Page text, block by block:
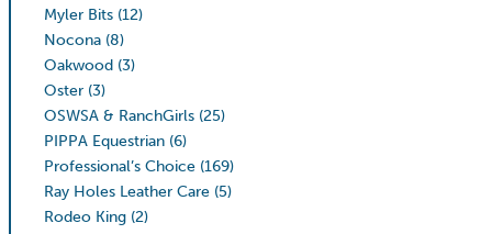
Myler Bits (12)
Nocona (8)
Oakwood (3)
Oster (3)
OSWSA & RanchGirls (25)
PIPPA Equestrian (6)
Professional’s Choice (169)
Ray Holes Leather Care (5)
Rodeo King (2)